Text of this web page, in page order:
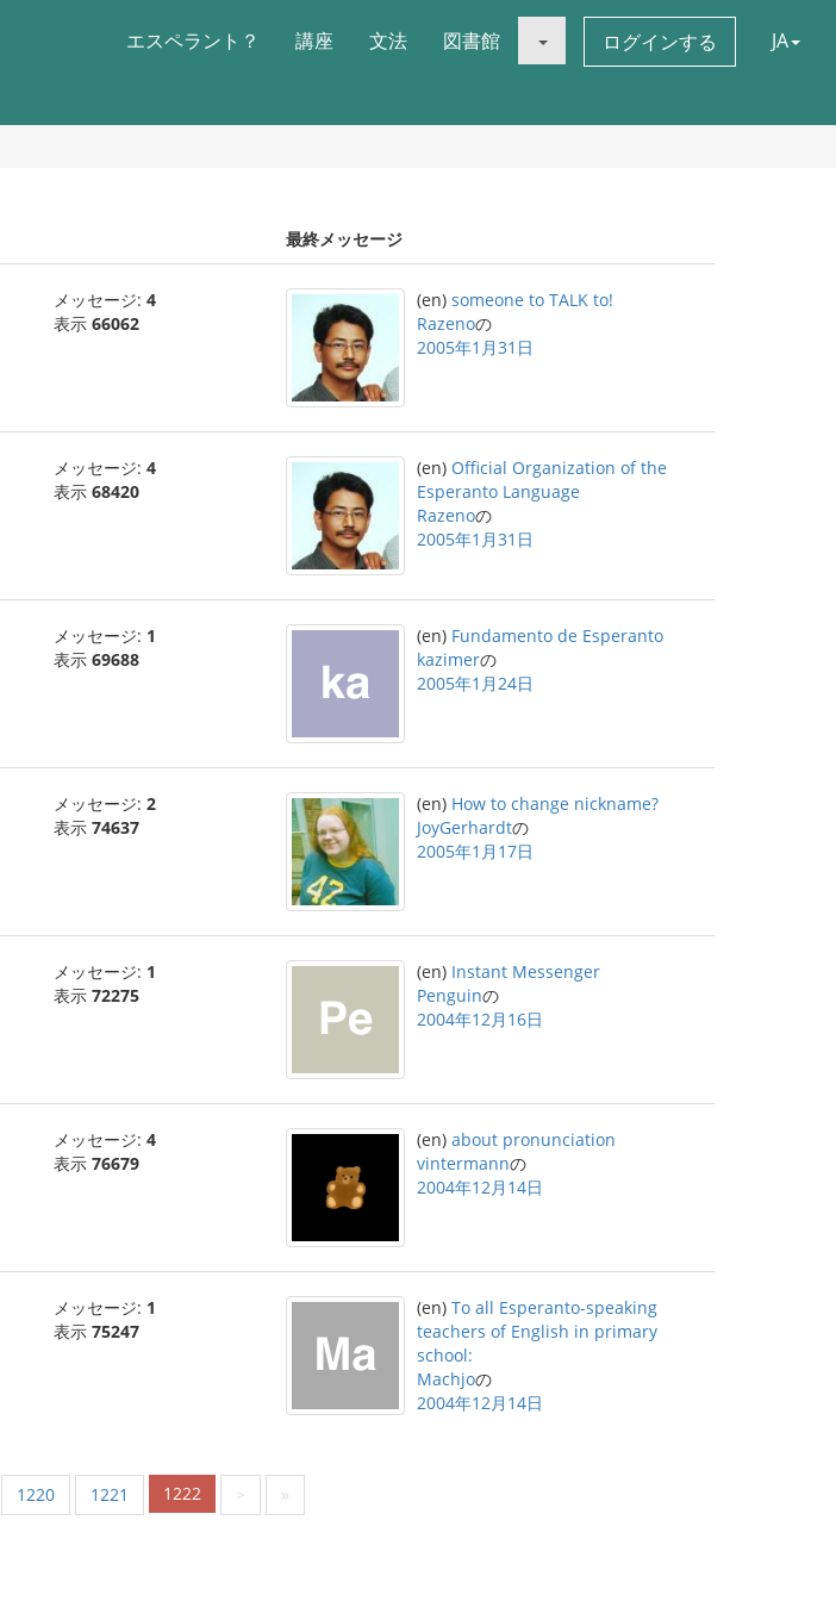
エスペラント？ 講座 文法 図書館 ログインする JA
最終メッセージ
メッセージ: 4
表示 66062
(en) someone to TALK to!
Razenoの
2005年1月31日
メッセージ: 4
表示 68420
(en) Official Organization of the
Esperanto Language
Razenoの
2005年1月31日
メッセージ: 1
表示 69688
(en) Fundamento de Esperanto
kazimerの
2005年1月24日
メッセージ: 2
表示 74637
(en) How to change nickname?
JoyGerhardtの
2005年1月17日
メッセージ: 1
表示 72275
(en) Instant Messenger
Penguinの
2004年12月16日
メッセージ: 4
表示 76679
(en) about pronunciation
vintermannの
2004年12月14日
メッセージ: 1
表示 75247
(en) To all Esperanto-speaking
teachers of English in primary
school:
Machjoの
2004年12月14日
1220 1221 1222 > »